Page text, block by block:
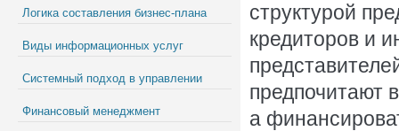
Логика составления бизнес-плана
Виды информационных услуг
Системный подход в управлении
Финансовый менеджмент
структурой
кредиторов и
предпочитают
а